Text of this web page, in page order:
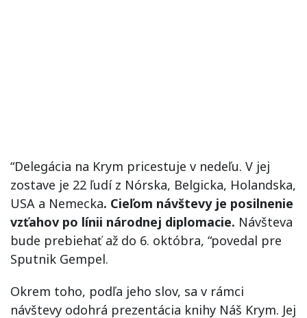
“Delegácia na Krym pricestuje v nedeľu. V jej
zostave je 22 ľudí z Nórska, Belgicka, Holandska,
USA a Nemecka. Cieľom návštevy je posilnenie
vzťahov po línii národnej diplomacie. Návšteva
bude prebiehať až do 6. októbra, “povedal pre
Sputnik Gempel.
Okrem toho, podľa jeho slov, sa v rámci
návštevy odohrá prezentácia knihy Náš Krym. Jej